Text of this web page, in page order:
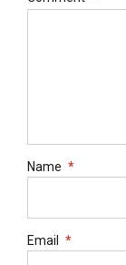
Name *
Email *